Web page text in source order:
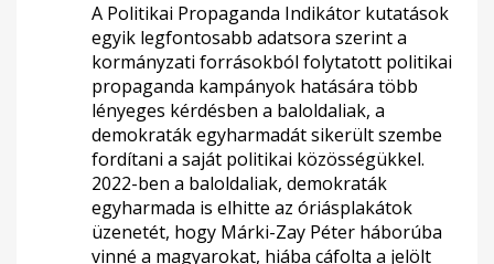
A Politikai Propaganda Indikátor kutatások
egyik legfontosabb adatsora szerint a
kormányzati forrásokból folytatott politikai
propaganda kampányok hatására több
lényeges kérdésben a baloldaliak, a
demokraták egyharmadát sikerült szembe
fordítani a saját politikai közösségükkel.
2022-ben a baloldaliak, demokraták
egyharmada is elhitte az óriásplakátok
üzenetét, hogy Márki-Zay Péter háborúba
vinné a magyarokat, hiába cáfolta a jelölt